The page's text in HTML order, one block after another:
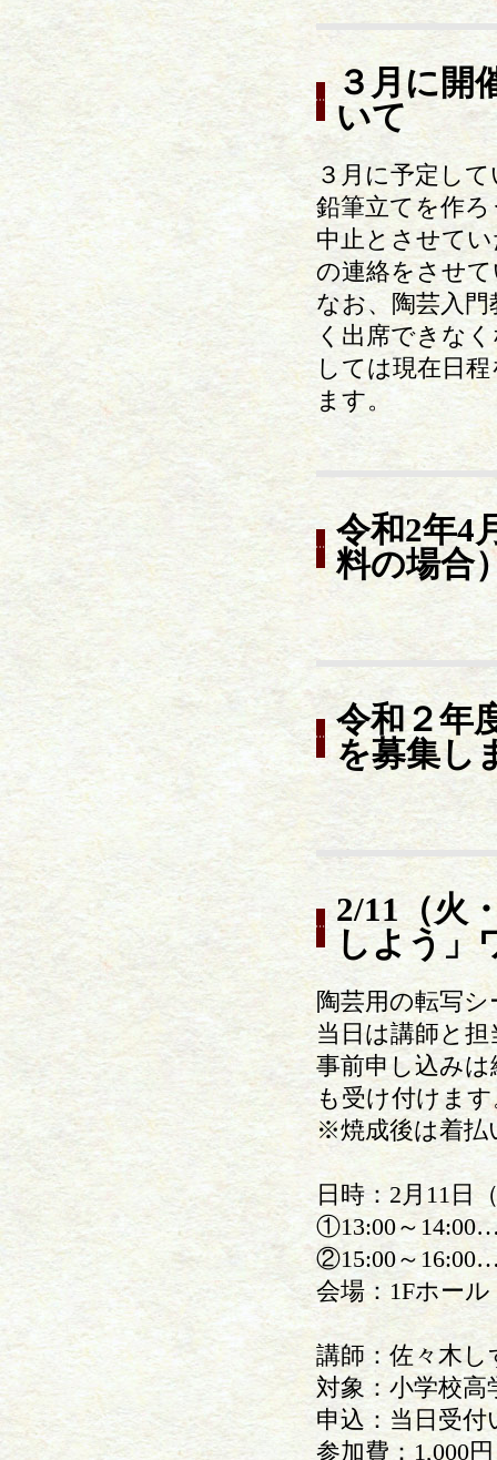
３月に開
いて
３月に予定し
鉛筆立てを作
中止とさせて
の連絡をさせ
なお、陶芸入
く出席できな
しては現在日
ます。
令和2年4
料の場合
令和２年
を募集し
2/11（火
しよう」
陶芸用の転写
当日は講師と
事前申し込み
も受け付けます
※焼成後は着払
日時：2月11日
①13:00～
②15:00～
会場：1Fホール
講師：佐々木し
対象：小学校高
申込：当日受
参加費：1,000